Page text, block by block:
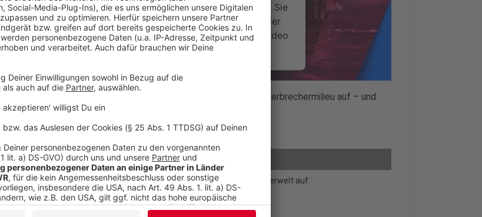
Ihren Aktivitäten sammeln. Bitte lesen Sie
die Details durch und stimmen Sie der
Nutzung des Service zu, um dieses Video
anzusehen.
powered byUsercentrics Consent Management
Mit jedem Schritt auf ihrem Rachefeldzug steigt Etta weiter im Verbrechermilieu auf – und
wird gleichzeitig selbst zur Zielscheibe mächtiger Gegner.
©Copyright: Paramount+
Etta war eine ganz normale junge Frau...doch nun steigt sie in der Unterwelt auf.
Anzeige